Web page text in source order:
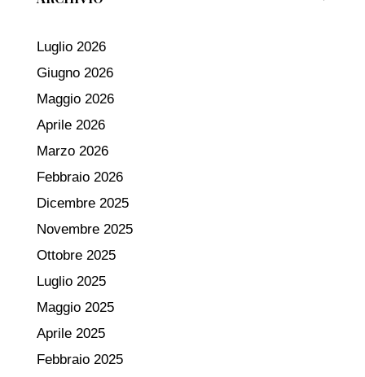
Luglio 2026
Giugno 2026
Maggio 2026
Aprile 2026
Marzo 2026
Febbraio 2026
Dicembre 2025
Novembre 2025
Ottobre 2025
Luglio 2025
Maggio 2025
Aprile 2025
Febbraio 2025